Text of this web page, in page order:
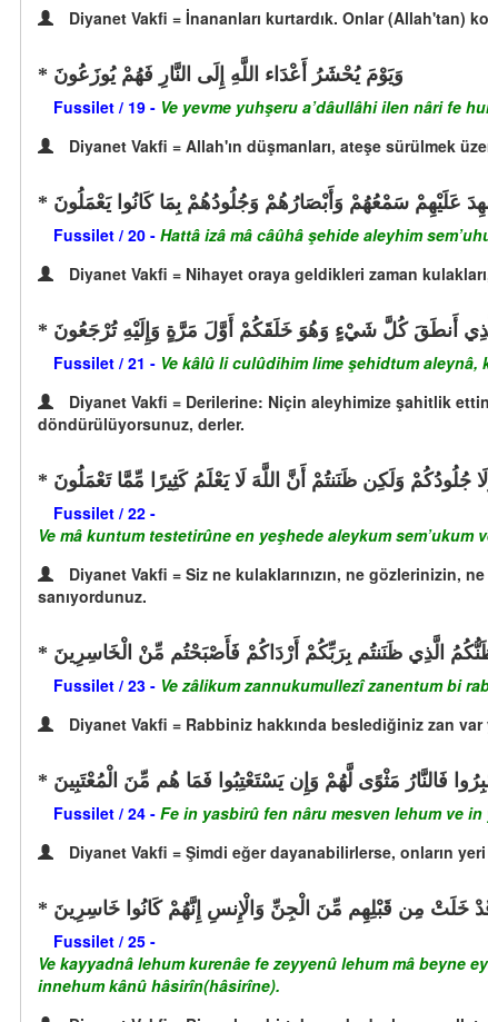
Diyanet Vakfi = İnananları kurtardık. Onlar (Allah'tan)
وَيَوْمَ يُحْشَرُ أَعْدَاء اللَّهِ إِلَى النَّارِ فَهُمْ يُوزَعُونَ
Fussilet / 19 - Ve yevme yuhşeru a’dâullâhi ilen nâri fe
Diyanet Vakfi = Allah'ın düşmanları, ateşe sürülmek
عَلَيْهِمْ سَمْعُهُمْ وَأَبْصَارُهُمْ وَجُلُودُهُمْ بِمَا كَانُوا يَعْمَلُونَ
Fussilet / 20 - Hattâ izâ mâ câûhâ şehide aleyhim
Diyanet Vakfi = Nihayet oraya geldikleri zaman
الَّذِي أَنطَقَ كُلَّ شَيْءٍ وَهُوَ خَلَقَكُمْ أَوَّلَ مَرَّةٍ وَإِلَيْهِ تُرْجَعُونَ
Fussilet / 21 - Ve kâlû li culûdihim lime şehidtum
Diyanet Vakfi = Derilerine: Niçin aleyhimize şahitlik
döndürülüyorsunuz, derler.
وَلَكِن ظَنَنتُمْ أَنَّ اللَّهَ لَا يَعْلَمُ كَثِيرًا مِّمَّا تَعْمَلُونَ
Fussilet / 22 -
Ve mâ kuntum testetirûne en yeşhede aleykum sem’ukum
Diyanet Vakfi = Siz ne kulaklarınızın, ne gözlerinizin,
sanıyordunuz.
الَّذِي ظَنَنتُم بِرَبِّكُمْ أَرْدَاكُمْ فَأَصْبَحْتُم مِّنْ الْخَاسِرِينَ
Fussilet / 23 - Ve zâlikum zannukumullezî zanentum bi
Diyanet Vakfi = Rabbiniz hakkında beslediğiniz zan
فَالنَّارُ مَثْوًى لَّهُمْ وَإِن يَسْتَعْتِبُوا فَمَا هُم مِّنَ الْمُعْتَبِينَ
Fussilet / 24 - Fe in yasbirû fen nâru mesven lehum ve in
Diyanet Vakfi = Şimdi eğer dayanabilirlerse, onların
خَلَتْ مِن قَبْلِهِم مِّنَ الْجِنِّ وَالْإِنسِ إِنَّهُمْ كَانُوا خَاسِرِينَ
Fussilet / 25 -
Ve kayyadnâ lehum kurenâe fe zeyyenû lehum mâ
innehum kânû hâsirîn(hâsirîne).